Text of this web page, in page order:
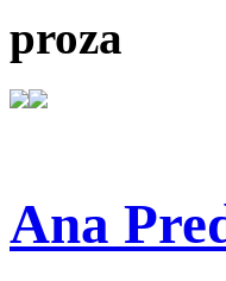
proza
Ana